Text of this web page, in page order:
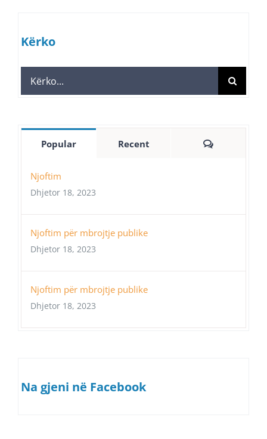
Kërko
Search
for:
Popular Recent Comments
Njoftim
Dhjetor 18, 2023
Njoftim për mbrojtje publike
Dhjetor 18, 2023
Njoftim për mbrojtje publike
Dhjetor 18, 2023
Na gjeni në Facebook